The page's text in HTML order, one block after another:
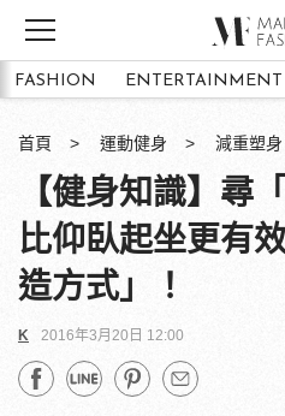
FASHION ENTERTAINMENT
首頁 運動健身 減重塑身
【健身知識】尋
比仰臥起坐更有
造方式」！
K 2016年3月20日 12:00